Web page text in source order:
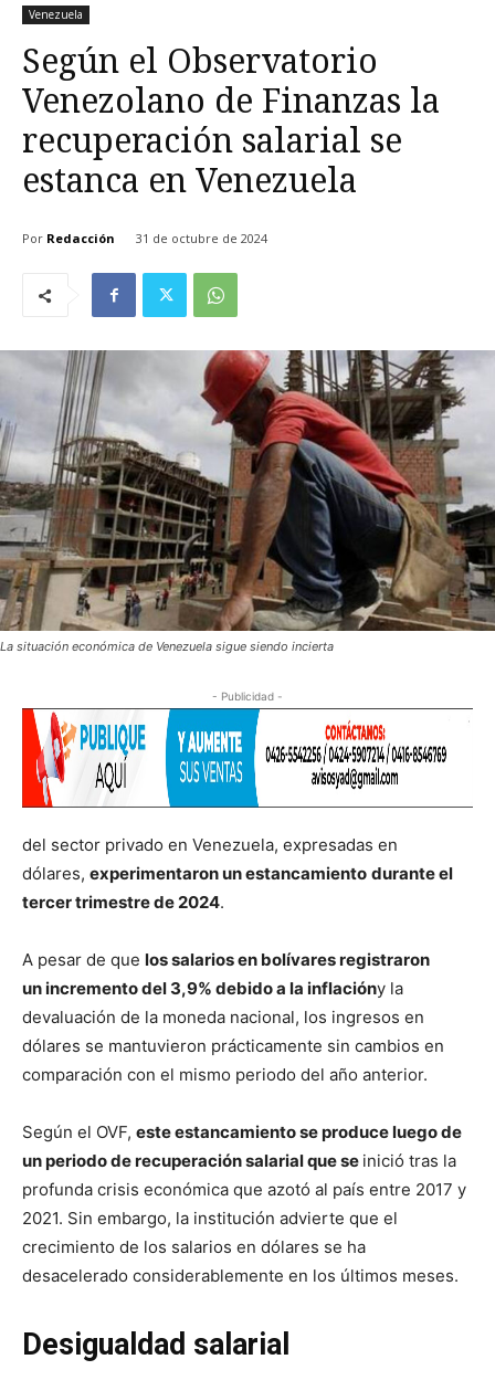
Venezuela
Según el Observatorio
Venezolano de Finanzas la
recuperación salarial se
estanca en Venezuela
Por Redacción 31 de octubre de 2024
La situación económica de Venezuela sigue siendo incierta
- Publicidad -
del sector privado en Venezuela, expresadas en
dólares, experimentaron un estancamiento durante el
tercer trimestre de 2024.
A pesar de que los salarios en bolívares registraron
unincremento del 3,9% debido a la inflacióny la
devaluación de la moneda nacional, los ingresos en
dólares se mantuvieron prácticamente sin cambios en
comparación con el mismo periodo del año anterior.
Según el OVF, este estancamiento se produce luego de
un periodo de recuperación salarial que se inició tras la
profunda crisis económica que azotó al país entre 2017 y
2021. Sin embargo, la institución advierte que el
crecimiento de los salarios en dólares se ha
desacelerado considerablemente en los últimos meses.
Desigualdad salarial